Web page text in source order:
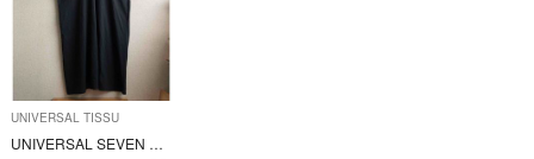
UNIVERSAL TISSU
UNIVERSAL SEVEN ユニバーサルセブン ワンピース